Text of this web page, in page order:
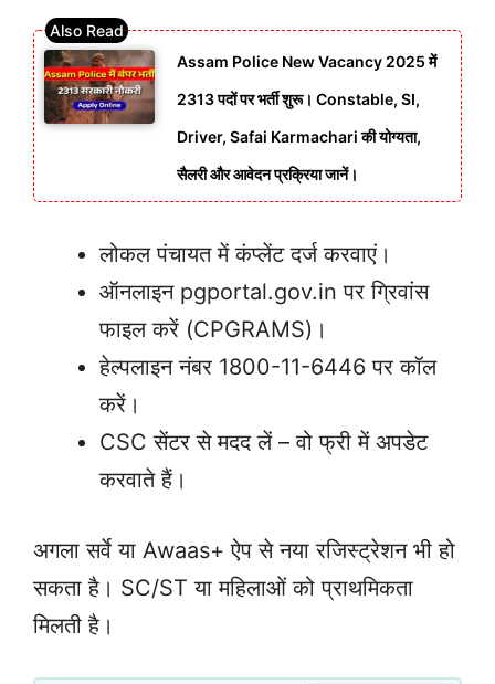
Assam Police New Vacancy 2025 में
2313 पदों पर भर्ती शुरू। Constable, SI,
Driver, Safai Karmachari की योग्यता,
सैलरी और आवेदन प्रक्रिया जानें।
लोकल पंचायत में कंप्लेंट दर्ज करवाएं।
ऑनलाइन pgportal.gov.in पर ग्रिवांस
फाइल करें (CPGRAMS)।
हेल्पलाइन नंबर 1800-11-6446 पर कॉल
करें।
CSC सेंटर से मदद लें – वो फ्री में अपडेट
करवाते हैं।
अगला सर्वे या Awaas+ ऐप से नया रजिस्ट्रेशन भी हो
सकता है। SC/ST या महिलाओं को प्राथमिकता
मिलती है।